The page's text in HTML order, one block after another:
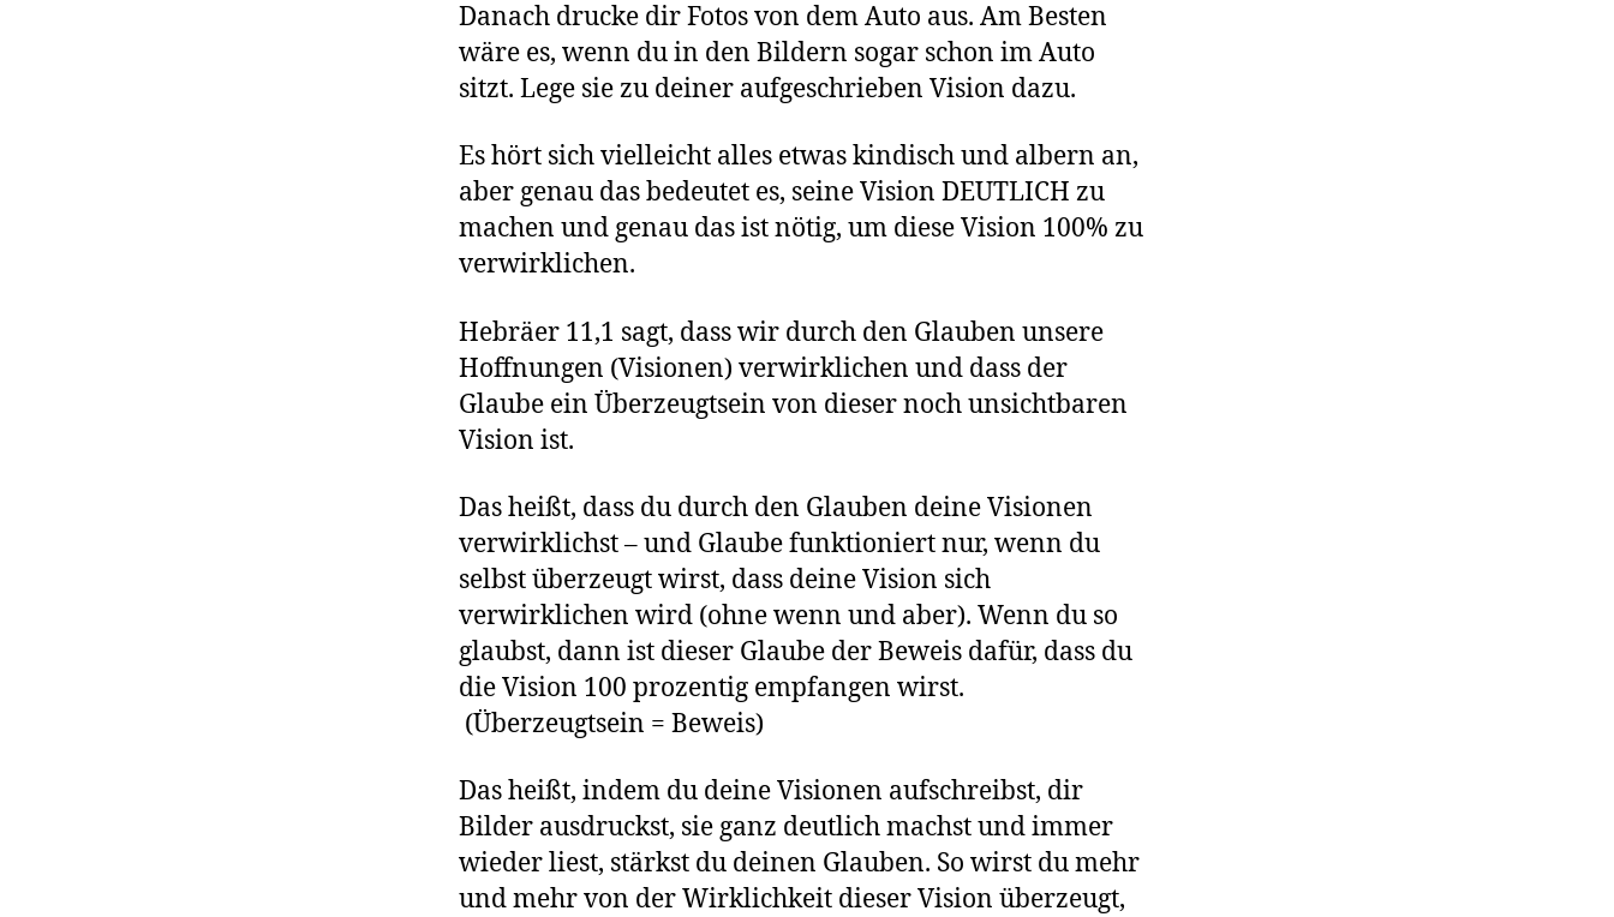
Danach drucke dir Fotos von dem Auto aus. Am Besten
wäre es, wenn du in den Bildern sogar schon im Auto
sitzt. Lege sie zu deiner aufgeschrieben Vision dazu.
Es hört sich vielleicht alles etwas kindisch und albern an,
aber genau das bedeutet es, seine Vision DEUTLICH zu
machen und genau das ist nötig, um diese Vision 100% zu
verwirklichen.
Hebräer 11,1 sagt, dass wir durch den Glauben unsere
Hoffnungen (Visionen) verwirklichen und dass der
Glaube ein Überzeugtsein von dieser noch unsichtbaren
Vision ist.
Das heißt, dass du durch den Glauben deine Visionen
verwirklichst – und Glaube funktioniert nur, wenn du
selbst überzeugt wirst, dass deine Vision sich
verwirklichen wird (ohne wenn und aber). Wenn du so
glaubst, dann ist dieser Glaube der Beweis dafür, dass du
die Vision 100 prozentig empfangen wirst.
(Überzeugtsein = Beweis)
Das heißt, indem du deine Visionen aufschreibst, dir
Bilder ausdruckst, sie ganz deutlich machst und immer
wieder liest, stärkst du deinen Glauben. So wirst du mehr
und mehr von der Wirklichkeit dieser Vision überzeugt,